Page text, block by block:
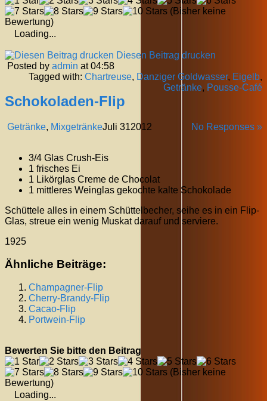
(Bisher keine
Bewertung)
Loading...
Diesen Beitrag drucken
Posted by admin at 04:58
Tagged with: Chartreuse, Danziger Goldwasser, Eigelb,
Getränke, Pousse-Café
Schokoladen-Flip
Getränke, Mixgetränke No Responses »
Juli 312012
3/4 Glas Crush-Eis
1 frisches Ei
1 Likörglas Creme de Chocolat
1 mittleres Weinglas gekochte kalte Schokolade
Schüttele alles in einem Schüttelbecher, seihe es in ein Flip-
Glas, streue ein wenig Muskat darauf und serviere.
1925
Ähnliche Beiträge:
Champagner-Flip
Cherry-Brandy-Flip
Cacao-Flip
Portwein-Flip
Bewerten Sie bitte den Beitrag
(Bisher keine
Bewertung)
Loading...